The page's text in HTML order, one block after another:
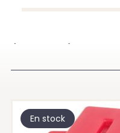
En stock